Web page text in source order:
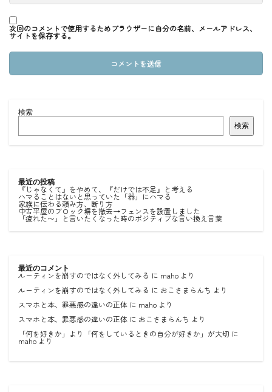
次回のコメントで使用するためブラウザーに自分の名前、メールアドレス、
サイトを保存する。
検索
検索
最近の投稿
『じゃなくて』をやめて、『だけでは不足』と考える
ハマることはないと思っていた「器」にハマる
家族に伝わる頼み方、断り方
中古平屋のブロック塀を撤去→フェンスを設置しました
「疲れた〜」と言いたくなった時のポジティブな言い換え言葉
最近のコメント
ルーティンを崩すのではなく外してみる に maho より
ルーティンを崩すのではなく外してみる に おこさまらんち より
スマホと本、罪悪感の違いの正体 に maho より
スマホと本、罪悪感の違いの正体 に おこさまらんち より
「何を好きか」より「何をしているときの自分が好きか」が大切 に
mahoより